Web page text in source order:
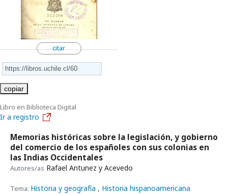
citar
copiar
Libro en Biblioteca Digital
Ir a registro
Memorias históricas sobre la legislación, y gobierno
del comercio de los españoles con sus colonias en
las Indias Occidentales
Autores/as Rafael Antunez y Acevedo
Tema: Historia y geografía , Historia hispanoamericana